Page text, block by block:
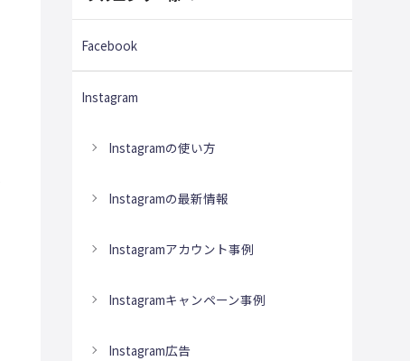
Facebook
Instagram
Instagramの使い方
Instagramの最新情報
Instagramアカウント事例
Instagramキャンペーン事例
Instagram広告